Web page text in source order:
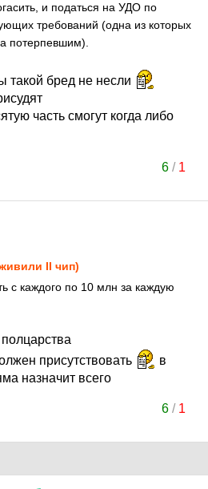
и податься на УДО по
требований (одна из которых
потерпевшим).
такой бред не несли
часть смогут когда либо
6/ 1
II чип)
с каждого по 10 млн за каждую
присутствовать
в
назначит всего
6/ 1